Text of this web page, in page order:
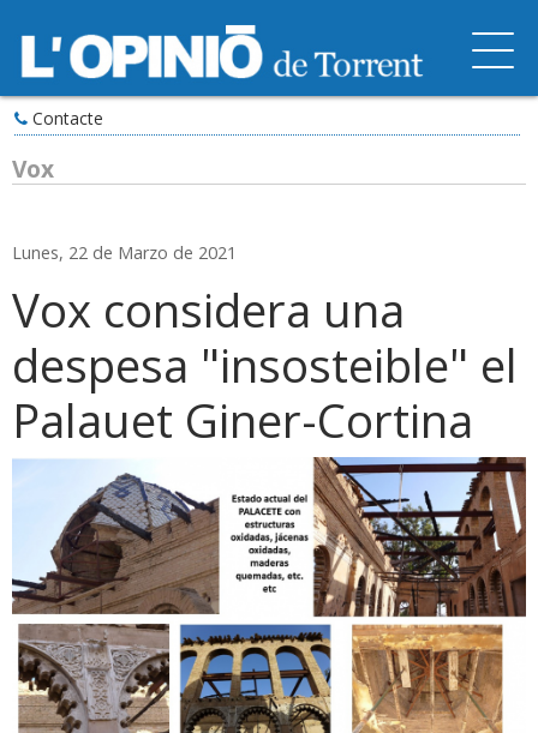
Contacte
Vox
Lunes, 22 de Marzo de 2021
Vox considera una
despesa "insosteible" el
Palauet Giner-Cortina